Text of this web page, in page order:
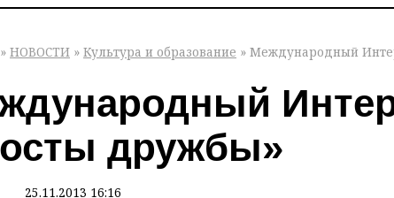
» НОВОСТИ » Культура и образование » Международный
дружбы»
25.11.2013 16:16